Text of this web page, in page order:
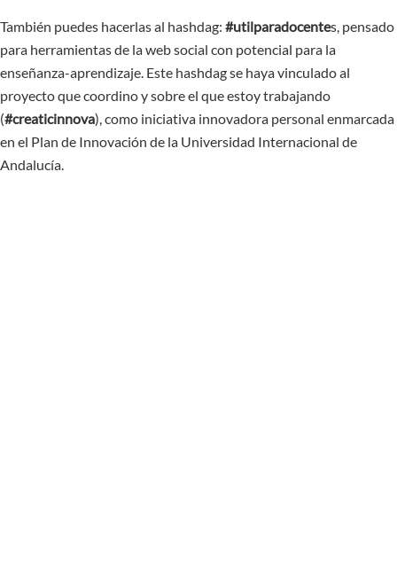
También puedes hacerlas al hashdag: #utilparadocentes, pensado
para herramientas de la web social con potencial para la
enseñanza-aprendizaje. Este hashdag se haya vinculado al
proyecto que coordino y sobre el que estoy trabajando
(#creaticinnova), como iniciativa innovadora personal enmarcada
en el Plan de Innovación de la Universidad Internacional de
Andalucía.